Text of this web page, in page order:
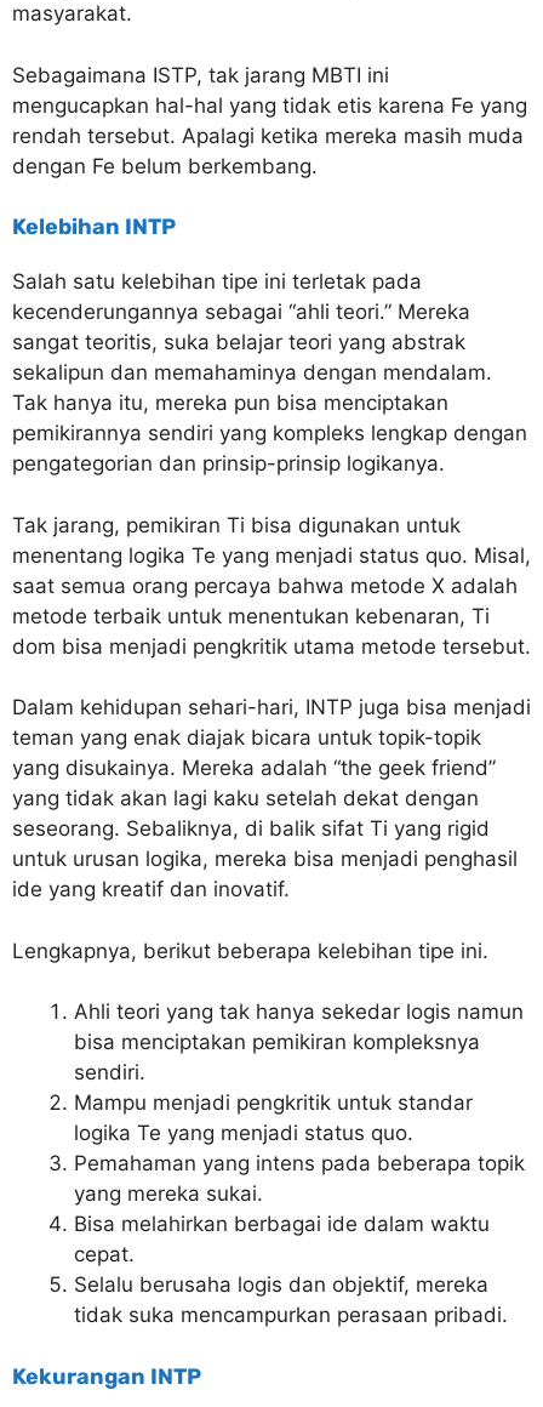
masyarakat.
Sebagaimana ISTP, tak jarang MBTI ini
mengucapkan hal-hal yang tidak etis karena Fe yang
rendah tersebut. Apalagi ketika mereka masih muda
dengan Fe belum berkembang.
Kelebihan INTP
Salah satu kelebihan tipe ini terletak pada
kecenderungannya sebagai “ahli teori.” Mereka
sangat teoritis, suka belajar teori yang abstrak
sekalipun dan memahaminya dengan mendalam.
Tak hanya itu, mereka pun bisa menciptakan
pemikirannya sendiri yang kompleks lengkap dengan
pengategorian dan prinsip-prinsip logikanya.
Tak jarang, pemikiran Ti bisa digunakan untuk
menentang logika Te yang menjadi status quo. Misal,
saat semua orang percaya bahwa metode X adalah
metode terbaik untuk menentukan kebenaran, Ti
dom bisa menjadi pengkritik utama metode tersebut.
Dalam kehidupan sehari-hari, INTP juga bisa menjadi
teman yang enak diajak bicara untuk topik-topik
yang disukainya. Mereka adalah “the geek friend”
yang tidak akan lagi kaku setelah dekat dengan
seseorang. Sebaliknya, di balik sifat Ti yang rigid
untuk urusan logika, mereka bisa menjadi penghasil
ide yang kreatif dan inovatif.
Lengkapnya, berikut beberapa kelebihan tipe ini.
Ahli teori yang tak hanya sekedar logis namun
bisa menciptakan pemikiran kompleksnya
sendiri.
Mampu menjadi pengkritik untuk standar
logika Te yang menjadi status quo.
Pemahaman yang intens pada beberapa topik
yang mereka sukai.
Bisa melahirkan berbagai ide dalam waktu
cepat.
Selalu berusaha logis dan objektif, mereka
tidak suka mencampurkan perasaan pribadi.
Kekurangan INTP